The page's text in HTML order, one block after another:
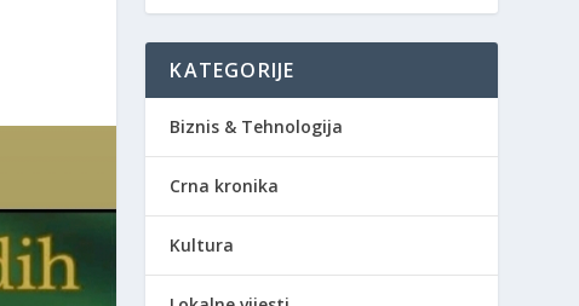
KATEGORIJE
Biznis & Tehnologija
Crna kronika
Kultura